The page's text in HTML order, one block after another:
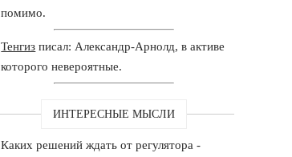
помимо.
Тенгиз писал: Александр-Арнолд, в активе
которого невероятные.
ИНТЕРЕСНЫЕ МЫСЛИ
Каких решений ждать от регулятора -